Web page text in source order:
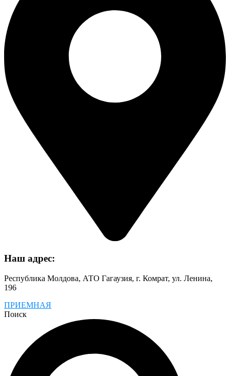
Наш адрес:
Республика Молдова, АТО Гагаузия, г. Комрат, ул. Ленина,
196
ПРИЕМНАЯ
Поиск